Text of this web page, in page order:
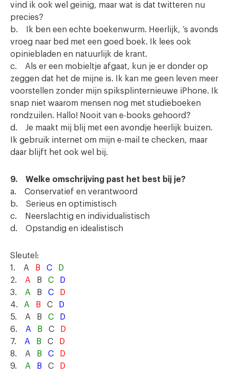
vind ik ook wel geinig, maar wat is dat twitteren nu
precies?
b. Ik ben een echte boekenwurm. Heerlijk, ’s avonds
vroeg naar bed met een goed boek. Ik lees ook
opiniebladen en natuurlijk de krant.
c. Als er een mobieltje afgaat, kun je er donder op
zeggen dat het de mijne is. Ik kan me geen leven meer
voorstellen zonder mijn spiksplinternieuwe iPhone. Ik
snap niet waarom mensen nog met studieboeken
rondzuilen. Hallo! Nooit van e-books gehoord?
d. Je maakt mij blij met een avondje heerlijk buizen.
Ik gebruik internet om mijn e-mail te checken, maar
daar blijft het ook wel bij.
9. Welke omschrijving past het best bij je?
a. Conservatief en verantwoord
b. Serieus en optimistisch
c. Neerslachtig en individualistisch
d. Opstandig en idealistisch
Sleutel:
1. A
B C
D
2. A B C
D
3. A B C
D
4. A B C
D
5. A B C
D
6. A B C
D
7. A B C
D
8. A
B C
D
9. A B C D